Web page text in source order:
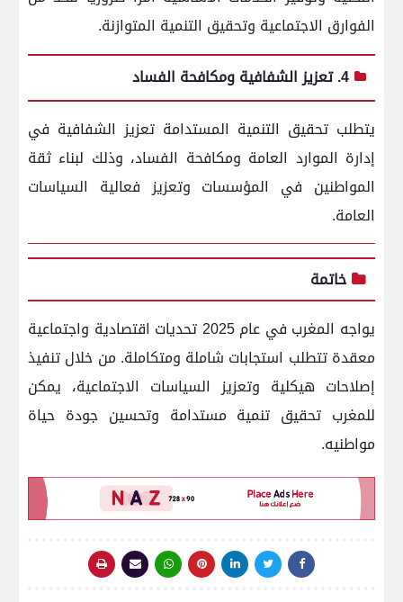
الفوارق الاجتماعية وتحقيق التنمية المتوازنة.
4. تعزيز الشفافية ومكافحة الفساد
يتطلب تحقيق التنمية المستدامة تعزيز الشفافية في
إدارة الموارد العامة ومكافحة الفساد، وذلك لبناء ثقة
المواطنين في المؤسسات وتعزيز فعالية السياسات
العامة.
خاتمة
يواجه المغرب في عام 2025 تحديات اقتصادية واجتماعية
معقدة تتطلب استجابات شاملة ومتكاملة. من خلال تنفيذ
إصلاحات هيكلية وتعزيز السياسات الاجتماعية، يمكن
للمغرب تحقيق تنمية مستدامة وتحسين جودة حياة
مواطنيه.